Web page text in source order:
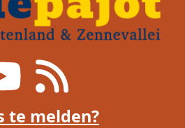
te melden?